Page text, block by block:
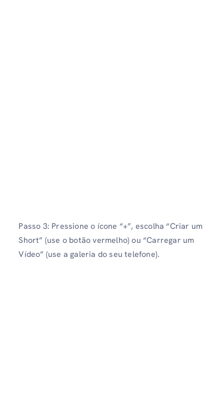
Passo 3: Pressione o ícone “+”, escolha “Criar um
Short” (use o botão vermelho) ou “Carregar um
Vídeo” (use a galeria do seu telefone).